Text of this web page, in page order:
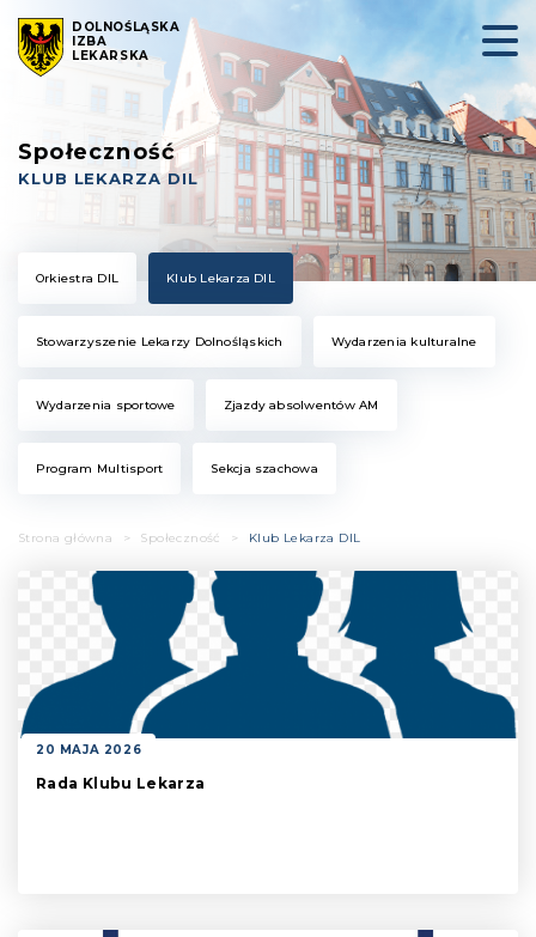
DOLNOŚLĄSKA
IZBA
LEKARSKA
Społeczność
KLUB LEKARZA DIL
Orkiestra DIL Klub Lekarza DIL
Stowarzyszenie Lekarzy Dolnośląskich Wydarzenia kulturalne
Wydarzenia sportowe Zjazdy absolwentów AM
Program Multisport Sekcja szachowa
Strona główna > Społeczność > Klub Lekarza DIL
20 MAJA 2026
Rada Klubu Lekarza